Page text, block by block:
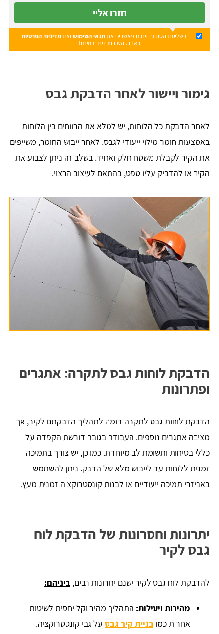
חזרו אליי
בשליחת הטופס הינכם מאשרים אתתנאי השימוש ואתמדיניות הפרטיות
באתר. השירות ניתן בחינם!
גימור ויישור לאחר הדבקת גבס
לאחר הדבקת כל הלוחות, יש למלא את הרווחים בין הלוחות
באמצעות חומר מילוי ייעודי לגבס. לאחר ייבוש החומר, משייפים
את הקיר לקבלת משטח חלק ואחיד. בשלב זה ניתן לצבוע את
הקיר או להדביק עליו טפט, בהתאם לעיצוב הרצוי.
הדבקת לוחות גבס לתקרה: אתגרים
ופתרונות
הדבקת לוחות גבס לתקרה דומה לתהליך הדבקתם לקיר, אך
מציבה אתגרים נוספים. העבודה בגובה דורשת הקפדה על
כללי בטיחות ותשומת לב מיוחדת. כמו כן, יש צורך בתמיכה
זמנית ללוחות עד לייבוש מלא של הדבק. ניתן להשתמש
באביזרי תמיכה ייעודיים או לבנות קונסטרוקציה זמנית מעץ.
יתרונות וחסרונות של הדבקת לוח
גבס לקיר
להדבקת לוח גבס לקיר ישנם יתרונות רבים, ביניהם:
מהירות ויעילות: התהליך מהיר וקל יחסית לשיטות
אחרות כמו בניית קיר גבס על גבי קונסטרוקציה.